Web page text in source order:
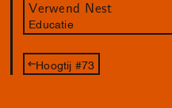
Verwend Nest
Educatie
Hoogtij #73